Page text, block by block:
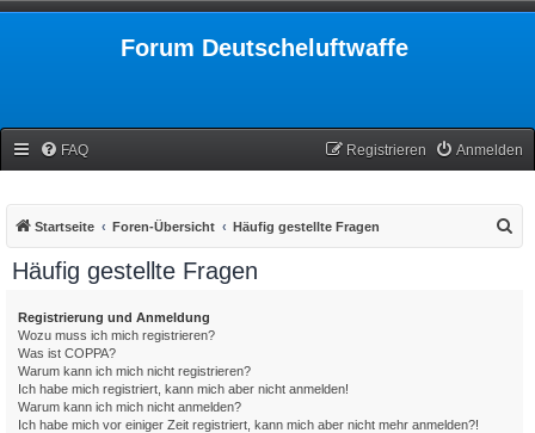
Forum Deutscheluftwaffe
FAQ Anmelden
Registrieren
Startseite Foren-Übersicht Häufig gestellte Fragen
Häufig gestellte Fragen
Registrierung und Anmeldung
Wozu muss ich mich registrieren?
Was ist COPPA?
Warum kann ich mich nicht registrieren?
Ich habe mich registriert, kann mich aber nicht anmelden!
Warum kann ich mich nicht anmelden?
Ich habe mich vor einiger Zeit registriert, kann mich aber nicht mehr anmelden?!